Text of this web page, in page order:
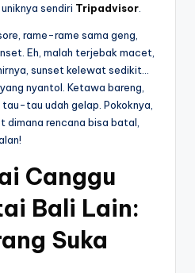
sendiri Tripadvisor
rame-rame sama geng,
Eh, malah terjebak macet,
sunset kelewat sedikit…
nyantol. Ketawa bareng,
tau udah gelap. Pokoknya,
dimana rencana bisa batal,
Canggu
Bali Lain:
Suka